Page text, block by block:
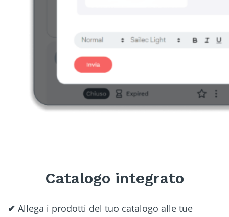
Catalogo integrato
✔ Allega i prodotti del tuo catalogo alle tue